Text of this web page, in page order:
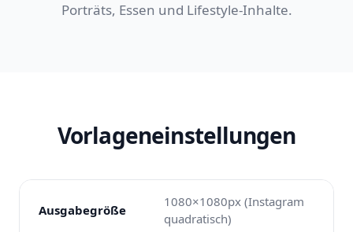
Porträts, Essen und Lifestyle-Inhalte.
Vorlageneinstellungen
Ausgabegröße
1080×1080px (Instagram
quadratisch)